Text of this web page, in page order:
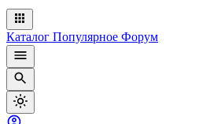
Каталог Популярное Форум